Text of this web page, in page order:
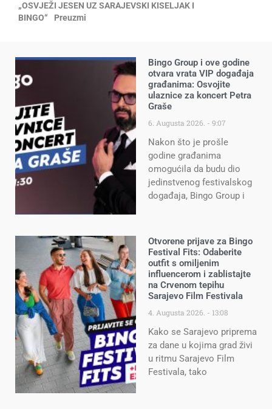
„OSVJEŽI JESEN UZ SARAJEVSKI KISELJAK I
BINGO“
Preuzmi
Bingo Group i ove godine
otvara vrata VIP događaja
građanima: Osvojite
ulaznice za koncert Petra
Graše
6. Augusta 2026. 9:07
Nakon što je prošle
godine građanima
omogućila da budu dio
jedinstvenog festivalskog
događaja, Bingo Group i
Otvorene prijave za Bingo
Festival Fits: Odaberite
outfit s omiljenim
influencerom i zablistajte
na Crvenom tepihu
Sarajevo Film Festivala
4. Augusta 2026. 13:08
Kako se Sarajevo priprema
za dane u kojima grad živi
u ritmu Sarajevo Film
Festivala, tako